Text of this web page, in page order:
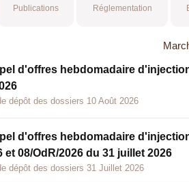
Publications Réglementation
d'offres hebdomadaire
dépôt des dossiers 10 Août 2026
d'offres hebdomadaire
et 08/OdR/2026 du 31 juillet 2026
dépôt des dossiers 31 Juillet 2026